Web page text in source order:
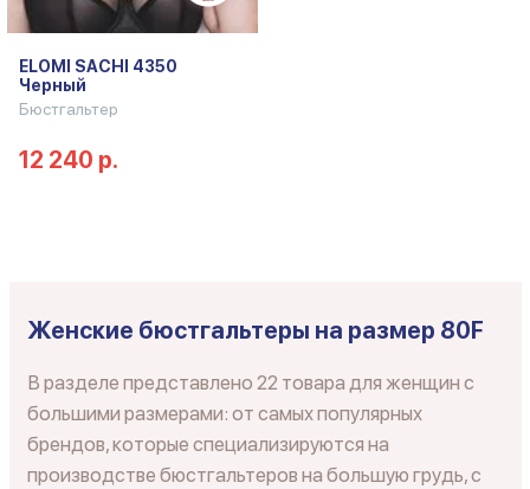
ELOMI SACHI 4350
Черный
Бюстгальтер
12 240 р.
Женские бюстгальтеры на размер 80F
В разделе представлено 22 товара для женщин с
большими размерами: от самых популярных
брендов, которые специализируются на
производстве бюстгальтеров на большую грудь, с